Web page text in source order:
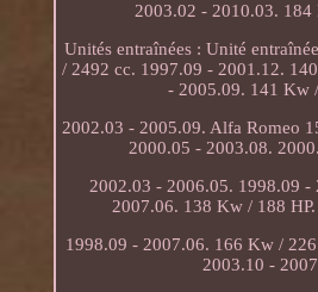
2003.02 - 2010.03. 184
Unités entraînées : Unité
/ 2492 cc. 1997.09 - 2001.12.
- 2005.09. 141 Kw
2002.03 - 2005.09. Alfa Romeo
2000.05 - 2003.08.
2002.03 - 2006.05. 1998.09 -
2007.06. 138 Kw / 188
1998.09 - 2007.06. 166 Kw /
2003.10 -